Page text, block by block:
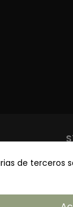
de terceros